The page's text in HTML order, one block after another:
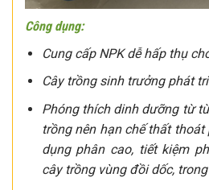
Công dụng:
Cung cấp NPK dễ hấp thụ
Cây trồng sinh trưởng phát
Phóng thích dinh dưỡng từ
trồng nên hạn chế thất
dụng phân cao, tiết kiệm
cây trồng vùng đồi dốc,